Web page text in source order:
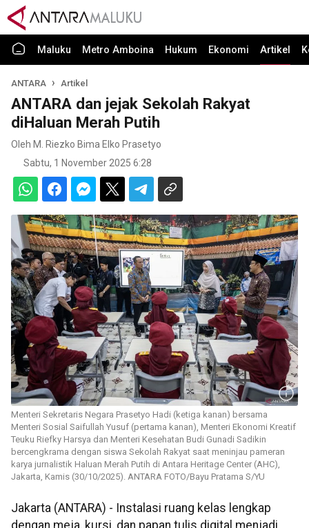
Maluku Metro Amboina Hukum Ekonomi Artikel
ANTARA Artikel
ANTARA dan jejak Sekolah Rakyat
diHaluan Merah Putih
Oleh M. Riezko Bima Elko Prasetyo
Sabtu, 1 November 2025 6:28
Menteri Sekretaris Negara Prasetyo Hadi (ketiga kanan) bersama
Menteri Sosial Saifullah Yusuf (pertama kanan), Menteri Ekonomi Kreatif
Teuku Riefky Harsya dan Menteri Kesehatan Budi Gunadi Sadikin
bercengkrama dengan siswa Sekolah Rakyat saat meninjau pameran
karya jurnalistik Haluan Merah Putih di Antara Heritage Center (AHC),
Jakarta, Kamis (30/10/2025). ANTARA FOTO/Bayu Pratama S/YU
Jakarta (ANTARA) - Instalasi ruang kelas lengkap